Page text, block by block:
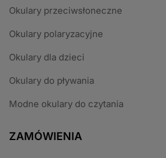
Okulary przeciwsłoneczne
Okulary polaryzacyjne
Okulary dla dzieci
Okulary do pływania
Modne okulary do czytania
ZAMÓWIENIA